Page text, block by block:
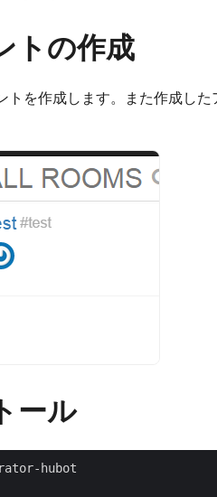
トの作成
を作成します。また作成し
ール
hubot